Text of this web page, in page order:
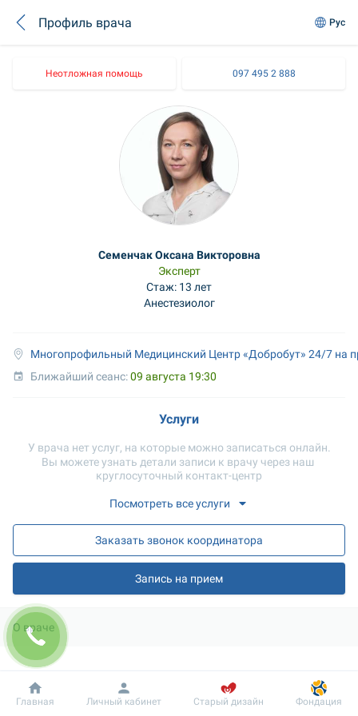
Профиль врача Рус
Неотложная помощь 097 495 2 888
Семенчак Оксана Викторовна
Эксперт
Стаж: 13 лет
Анестезиолог
Многопрофильный Медицинский Центр «Добробут» 24/7 на
Ближайший сеанс: 09 августа 19:30
Услуги
У врача нет услуг, на которые можно записаться онлайн.
Вы можете узнать детали записи к врачу через наш
круглосуточный контакт-центр
Посмотреть все услуги
Заказать звонок координатора
Запись на прием
О враче
Категория:
Добробут Информация Пациенту
Главная Личный кабинет Старый дизайн Фондация